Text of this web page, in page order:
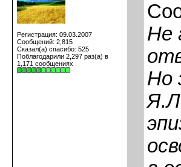
Регистрация: 09.03.2007
Сообщений: 2,815
Сказал(а) спасибо: 525
Поблагодарили 2,297 раз(а) в
1,171 сообщениях
Не
Но